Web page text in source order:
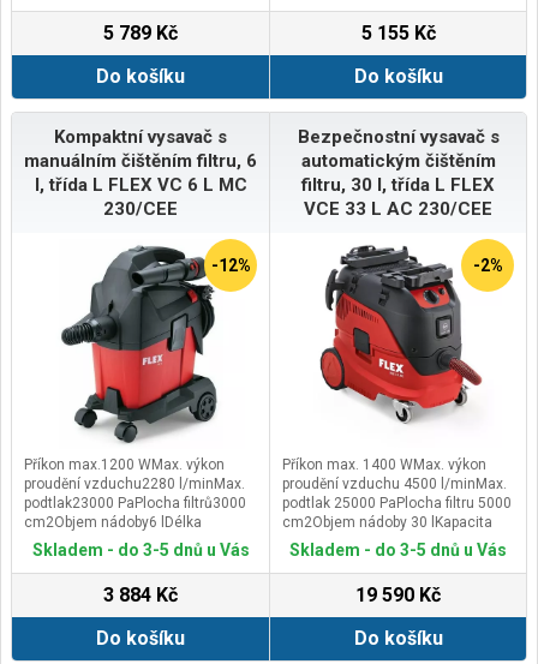
5 789 Kč
Do košíku
5 155 Kč
Do košíku
Kompaktní vysavač s
manuálním čištěním filtru, 6
l, třída L FLEX VC 6 L MC
230/CEE
-12%
Příkon max.1200 WMax. výkon
proudění vzduchu2280 l/minMax.
podtlak23000 PaPlocha filtrů3000
cm2Objem nádoby6 lDélka
kabelu5,0 mRozměry (d x š x v)300
x 230 x 440 mmHmotnost včetně
příslušenství4,7 kg
Skladem - do 3-5 dnů u Vás
3 884 Kč
Do košíku
Bezpečnostní vysavač s
automatickým čištěním
filtru, 30 l, třída L FLEX
VCE 33 L AC 230/CEE
-2%
Příkon max. 1400 WMax. výkon
proudění vzduchu 4500 l/minMax.
podtlak 25000 PaPlocha filtru 5000
cm2Objem nádoby 30 lKapacita
nádoby - kapalina 17 lZásuvka na
nářadí 100-2400 WRozměry (d x š
x v) 565 x 385 x 565 mmDélka
kabelu 7,5 mHmotnost 15,2 kg
Skladem - do 3-5 dnů u Vás
19 590 Kč
Do košíku